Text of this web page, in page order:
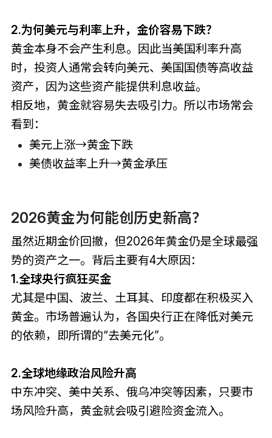
2.为何美元与利率上升，金价容易下跌？
黄金本身不会产生利息。因此当美国利率升高
时，投资人通常会转向美元、美国国债等高收益
资产，因为这些资产能提供利息收益。
相反地，黄金就容易失去吸引力。所以市场常会
看到：
美元上涨→黄金下跌
美债收益率上升→黄金承压
2026黄金为何能创历史新高？
虽然近期金价回撤，但2026年黄金仍是全球最强
势的资产之一。背后主要有4大原因：
1.全球央行疯狂买金
尤其是中国、波兰、土耳其、印度都在积极买入
黄金。市场普遍认为，各国央行正在降低对美元
的依赖，即所谓的“去美元化”。
2.全球地缘政治风险升高
中东冲突、美中关系、俄乌冲突等因素，只要市
场风险升高，黄金就会吸引避险资金流入。